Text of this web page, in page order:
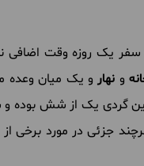
یک روزه وقت اضافی
و نهارو یک میان وعده
جزئی در مورد برخی